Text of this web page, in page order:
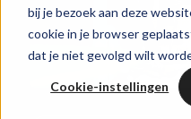
bij je bezoek aan deze
cookie in je browser
dat je niet gevolgd wilt
Cookie-instellingen
HubSpot automations
HubSpot integraties
Bright
WELKOM BIJ
Inspiratie